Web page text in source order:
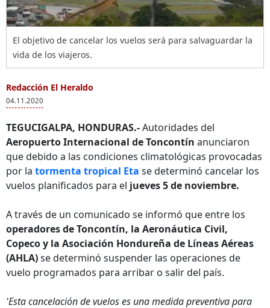
El objetivo de cancelar los vuelos será para salvaguardar la
vida de los viajeros.
Redacción El Heraldo
04.11.2020
TEGUCIGALPA, HONDURAS.-Autoridades del
Aeropuerto Internacional de Toncontín anunciaron
que debido a las condiciones climatológicas provocadas
por la tormenta tropical Eta se determinó cancelar los
vuelos planificados para el jueves 5 de noviembre.
A través de un comunicado se informó que entre los
operadores de Toncontín, la Aeronáutica Civil,
Copeco y la Asociación Hondureña de Líneas Aéreas
(AHLA)se determinó suspender las operaciones de
vuelo programados para arribar o salir del país.
'Esta cancelación de vuelos es una medida preventiva para